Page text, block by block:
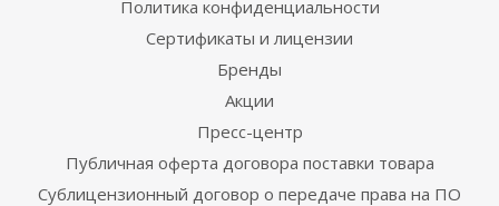
Политика конфиденциальности
Сертификаты и лицензии
Бренды
Акции
Пресс-центр
Публичная оферта договора поставки товара
Сублицензионный договор о передаче права на ПО